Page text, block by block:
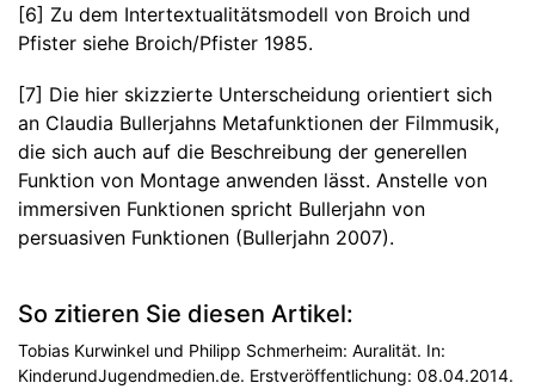
[6] Zu dem Intertextualitätsmodell von Broich und
Pfister siehe Broich/Pfister 1985.
[7] Die hier skizzierte Unterscheidung orientiert sich
an Claudia Bullerjahns Metafunktionen der Filmmusik,
die sich auch auf die Beschreibung der generellen
Funktion von Montage anwenden lässt. Anstelle von
immersiven Funktionen spricht Bullerjahn von
persuasiven Funktionen (Bullerjahn 2007).
So zitieren Sie diesen Artikel:
Tobias Kurwinkel und Philipp Schmerheim: Auralität. In:
KinderundJugendmedien.de. Erstveröffentlichung: 08.04.2014.